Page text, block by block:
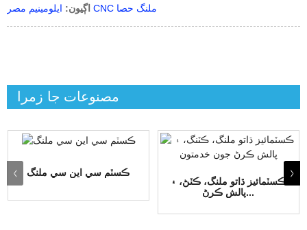
اڳيون:
ايلومينيم مصر CNC ملنگ حصا
مصنوعات جا زمرا
ڪسٽم سي اين سي ملنگ
ڪسٽمائيز ڌاتو ملنگ، ڪٽڻ، ۽
پالش ڪرڻ...